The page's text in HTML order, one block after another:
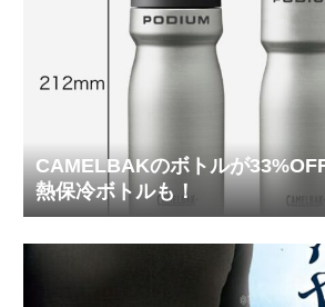
CAMELBAKのボトルが
熱保冷ボトルも！